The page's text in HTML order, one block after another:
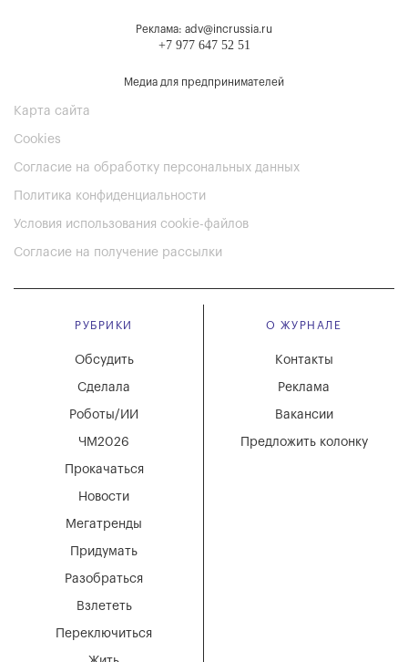
Реклама: adv@incrussia.ru
+7 977 647 52 51
Медиа для предпринимателей
Карта сайта
Cookies
Согласие на обработку персональных данных
Политика конфиденциальности
Условия использования cookie-файлов
Согласие на получение рассылки
РУБРИКИ
Мегатренды
Придумать
Разобраться
Взлететь
Новости
Переключиться
Обсудить
Сделала
Роботы/ИИ
ЧМ2026
Прокачаться
О ЖУРНАЛЕ
Вакансии
Реклама
Контакты
Предложить колонку